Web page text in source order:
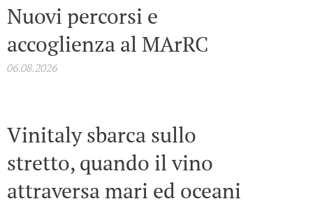
Nuovi percorsi e
accoglienza al MArRC
06.08.2026
Vinitaly sbarca sullo
stretto, quando il vino
attraversa mari ed oceani